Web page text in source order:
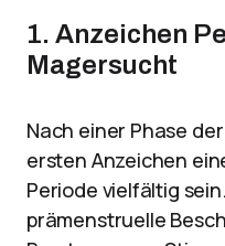
1. Anzeichen
Magersucht
Nach einer Phase
ersten Anzeichen
Periode vielfältig
prämenstruelle